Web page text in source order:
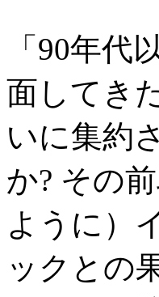
「90年
面してき
いに集約
か? その
ように）
ックとの